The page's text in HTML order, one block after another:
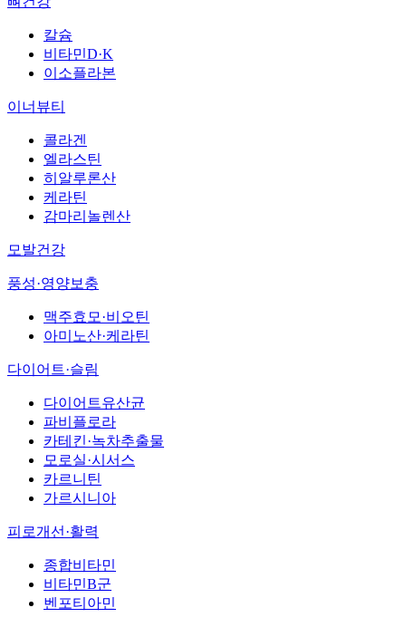
칼슘
비타민D·K
이소플라본
이너뷰티
콜라겐
엘라스틴
히알루론산
케라틴
감마리놀렌산
모발건강
풍성·영양보충
맥주효모·비오틴
아미노산·케라틴
다이어트·슬림
다이어트유산균
파비플로라
카테킨·녹차추출물
모로실·시서스
카르니틴
가르시니아
피로개선·활력
종합비타민
비타민B군
벤포티아민